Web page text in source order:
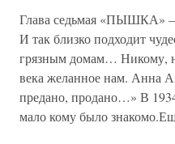
Глава седьмая
И так близко подходит
грязным домам… Никому,
века желанное нам. Анна
предано, продано…» В
мало кому было